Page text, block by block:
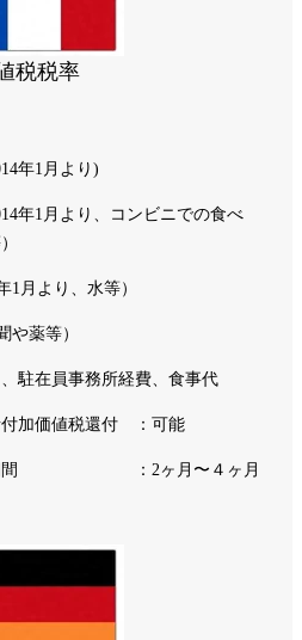
税税率
年1月より)
1月より、コンビニでの食べ
より、水等）
薬等）
駐在員事務所経費、食事代
付加価値税還付 ：可能
付期間 ：2ヶ月〜４ヶ月